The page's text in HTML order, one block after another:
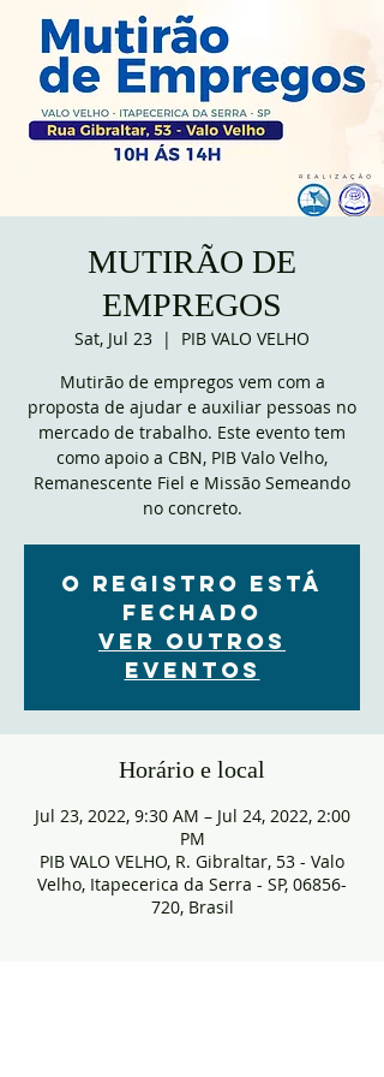
MUTIRÃO DE
EMPREGOS
Sat, Jul 23
  |
PIB VALO VELHO
Mutirão de empregos vem com a
proposta de ajudar e auxiliar pessoas no
mercado de trabalho. Este evento tem
como apoio a CBN, PIB Valo Velho,
Remanescente Fiel e Missão Semeando
no concreto.
O registro está
fechado
Ver outros
eventos
Horário e local
Jul 23, 2022, 9:30 AM – Jul 24, 2022, 2:00
PM
PIB VALO VELHO, R. Gibraltar, 53 - Valo
Velho, Itapecerica da Serra - SP, 06856-
720, Brasil